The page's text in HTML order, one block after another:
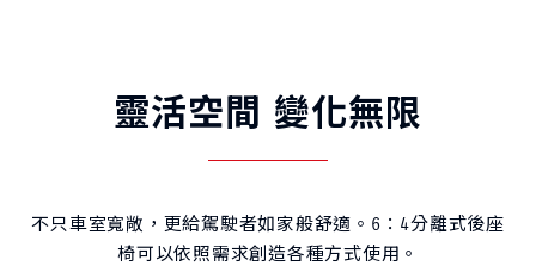
靈活空間 變化無限
不只車室寬敞，更給駕駛者如家般舒適。6：4分離式後座
椅可以依照需求創造各種方式使用。